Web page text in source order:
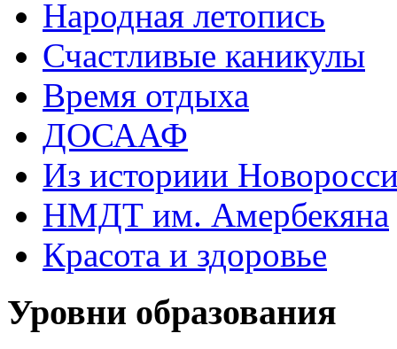
Народная летопись
Счастливые каникулы
Время отдыха
ДОСААФ
Из историии
НМДТ им. Амербекяна
Красота и здоровье
Уровни образования